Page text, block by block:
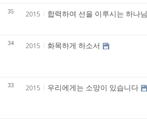
35 2015 합력하여 선을 이루시는 하나님
34 2015 화목하게 하소서
33 2015 우리에게는 소망이 있습니다